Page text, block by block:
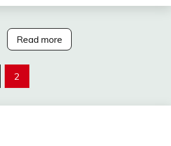
Read more
2